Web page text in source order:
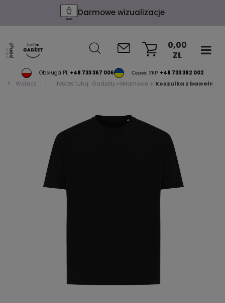
Darmowe wizualizacje
Obsługa PL +48 733 367 006 Сервіс УКР +48 733 382 002
0,00
ZŁ
Wstecz Jesteś tutaj: Gadżety reklamowe Koszulka z bawełny